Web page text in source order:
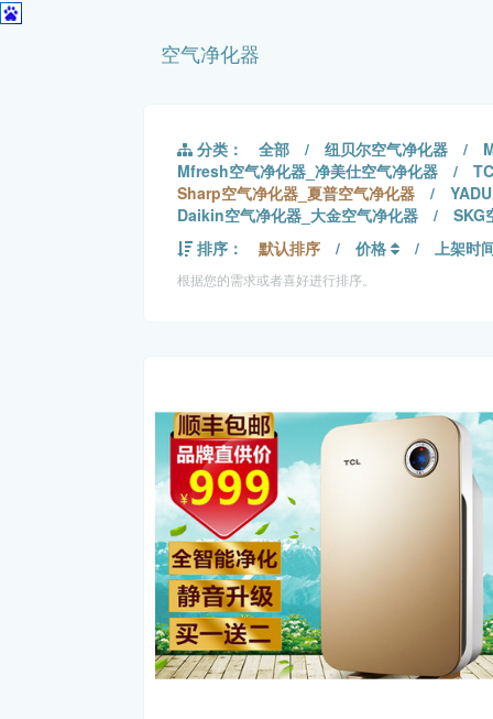
空气净化器
分类： 全部 / 纽贝尔空气净化器 /
Mfresh空气净化器_净美仕空气净化器
/
Sharp空气净化器_夏普空气净化器
/
Daikin空气净化器_大金空气净化器
/
SKG
排序：
默认排序 / 价格 / 上架时
根据您的需求或者喜好进行排序。